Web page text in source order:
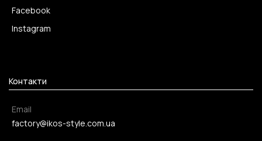
Facebook
Instagram
Контакти
Email
factory@ikos-style.com.ua